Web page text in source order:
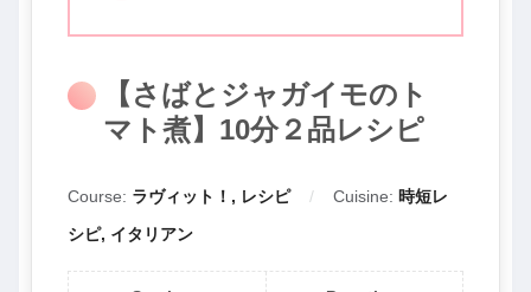
【さばとジャガイモのト
マト煮】10分２品レシピ
Course: ラヴィット！, レシピ Cuisine: 時短レ
シピ, イタリアン